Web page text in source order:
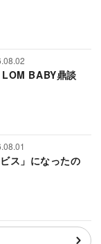
BABY鼎談
ス」になったの